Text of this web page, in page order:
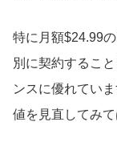
特に月額$24.99
別に契約するこ
ンスに優れてい
値を見直してみて